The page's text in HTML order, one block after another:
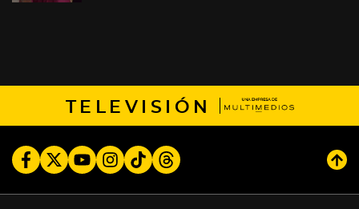
TELEVISIÓN
FacebookTwitterYoutubeInstagram
TikTokThreads